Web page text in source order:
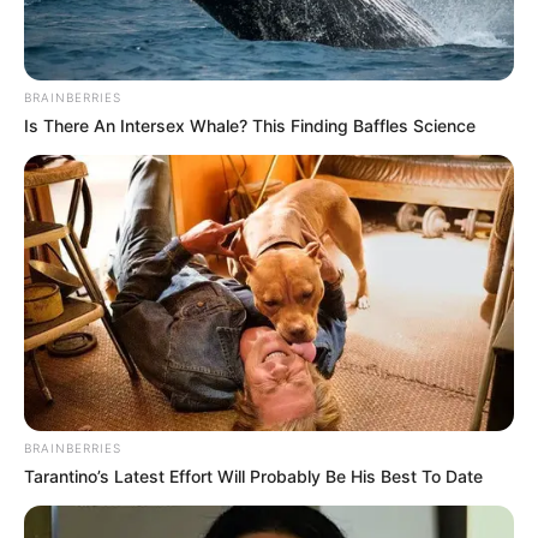
Az Indexnek nyilatkozó egyik szemtanú beszámolt
arról, hogy a helyszínen tartózkodott, amikor a
konfliktus kezdődött. Elmondása szerint az eset
Magyar Péter és egy másik férfi közötti
szóváltással indult a tánctér szélén. Bár a tanú nem
hallotta pontosan, miről beszéltek, látta, hogy a
BRAINBERRIES
Is There An Intersex Whale? This Finding Baffles Science
BRAINBERRIES
Tarantino’s Latest Effort Will Probably Be His Best To Date